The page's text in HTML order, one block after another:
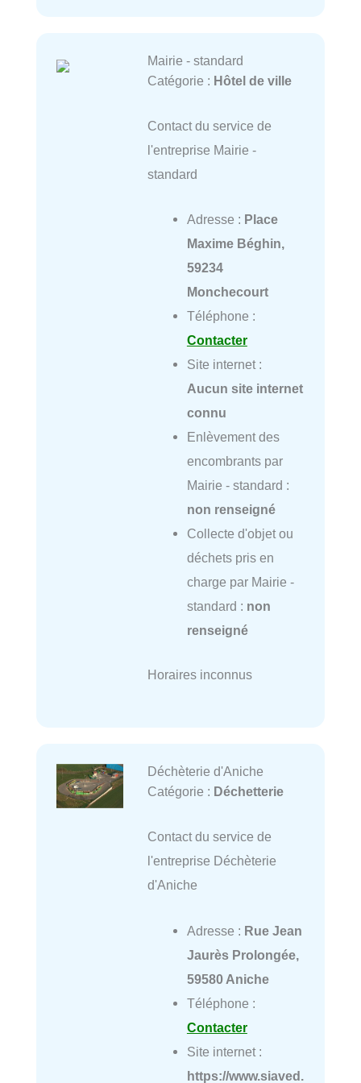
Mairie - standard
Catégorie : Hôtel de ville
Contact du service de
l'entreprise Mairie -
standard
Adresse : Place
Maxime Béghin,
59234
Monchecourt
Téléphone :
Contacter
Site internet :
Aucun site internet
connu
Enlèvement des
encombrants par
Mairie - standard :
non renseigné
Collecte d'objet ou
déchets pris en
charge par Mairie -
standard : non
renseigné
Horaires inconnus
Déchèterie d'Aniche
Catégorie : Déchetterie
Contact du service de
l'entreprise Déchèterie
d'Aniche
Adresse : Rue Jean
Jaurès Prolongée,
59580 Aniche
Téléphone :
Contacter
Site internet :
https://www.siaved.